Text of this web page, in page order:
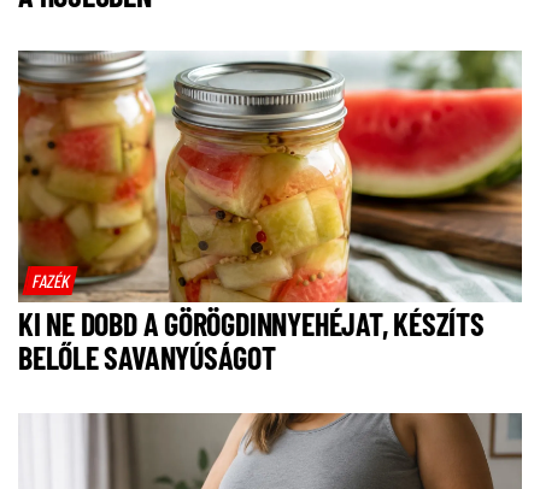
FAZÉK
KI NE DOBD A GÖRÖGDINNYEHÉJAT, KÉSZÍTS
BELŐLE SAVANYÚSÁGOT